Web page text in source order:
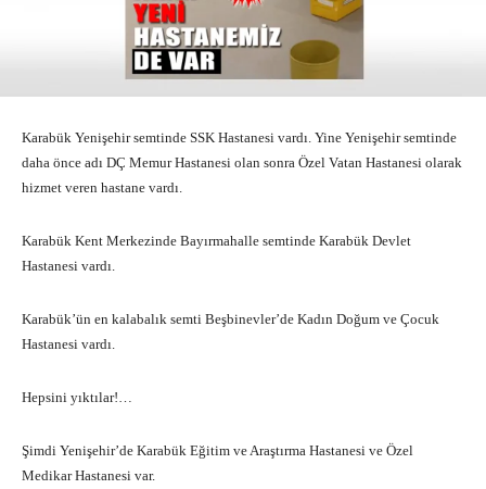
Karabük Yenişehir semtinde SSK Hastanesi vardı. Yine Yenişehir semtinde
daha önce adı DÇ Memur Hastanesi olan sonra Özel Vatan Hastanesi olarak
hizmet veren hastane vardı.
Karabük Kent Merkezinde Bayırmahalle semtinde Karabük Devlet
Hastanesi vardı.
Karabük’ün en kalabalık semti Beşbinevler’de Kadın Doğum ve Çocuk
Hastanesi vardı.
Hepsini yıktılar!…
Şimdi Yenişehir’de Karabük Eğitim ve Araştırma Hastanesi ve Özel
Medikar Hastanesi var.